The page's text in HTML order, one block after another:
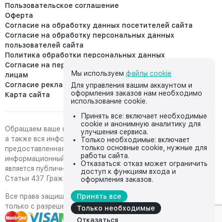
Пользовательское соглашение
Оферта
Согласие на обработку данных посетителей сайта
Согласие на обработку персональных данных
пользователей сайта
Политика обработки персональных данных
Согласие на передачу персональных данных третьим
лицам
Согласие реклама
Карта сайта
Обращаем ваше внимание на то, что данный интернет-сайт,
а также вся информация о товарах и ценах,
предоставленная на нём, носит исключительно
информационный характер и ни при каких условиях не
является публичной офертой, определяемой положениями
Статьи 437 Гражданского кодекса Российской Федерации.
Все права защищены, любое копирование с сайта возможно
только с разрешения владельца сайта
Мы используем файлы cookie
Для управления вашим аккаунтом и
оформления заказов нам необходимо
использование cookie.
Принять все: включает необходимые
cookie и анонимную аналитику для
улучшения сервиса.
Только необходимые: включает
только основные cookie, нужные для
работы сайта.
Отказаться: отказ может ограничить
доступ к функциям входа и
оформления заказов.
Принять все
Только необходимые
Отказаться